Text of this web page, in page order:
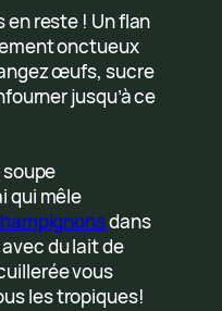
en reste ! Un flan
onctueux
œufs, sucre
jusqu’à ce
soupe
qui mêle
dans
du lait de
vous
les tropiques!